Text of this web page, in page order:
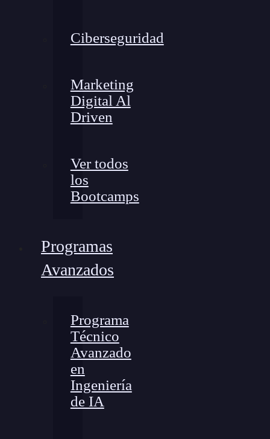
Ciberseguridad
Marketing
Digital Al
Driven
Ver todos
los
Bootcamps
Programas
Avanzados
Programa
Técnico
Avanzado
en
Ingeniería
de IA